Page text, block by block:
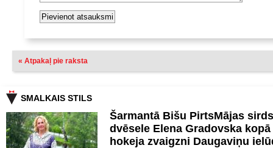
« Atpakaļ pie raksta
SMALKAIS STILS
Šarmantā Bišu PirtsMājas
dvēsele Elena Gradovska kopā
hokeja zvaigzni Daugaviņu